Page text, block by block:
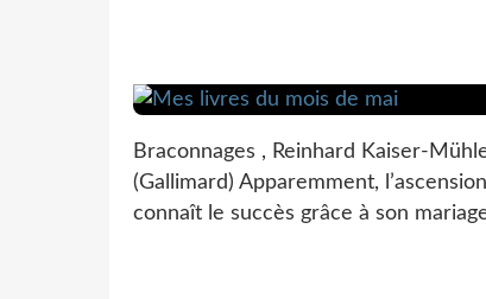
Braconnages , Reinhard Kaiser-
(Gallimard) Apparemment,
connaît le succès grâce à son